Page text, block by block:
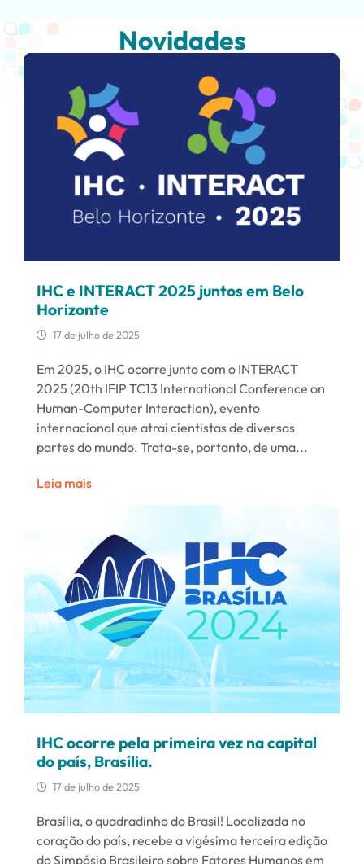
Novidades
IHC e INTERACT 2025 juntos em Belo
Horizonte
17 de julho de 2025
Em 2025, o IHC ocorre junto com o INTERACT
2025 (20th IFIP TC13 International Conference on
Human-Computer Interaction), evento
internacional que atrai cientistas de diversas
partes do mundo. Trata-se, portanto, de uma...
Leia mais
IHC ocorre pela primeira vez na capital
do país, Brasília.
17 de julho de 2025
Brasília, o quadradinho do Brasil! Localizada no
coração do país, recebe a vigésima terceira edição
do Simpósio Brasileiro sobre Fatores Humanos em